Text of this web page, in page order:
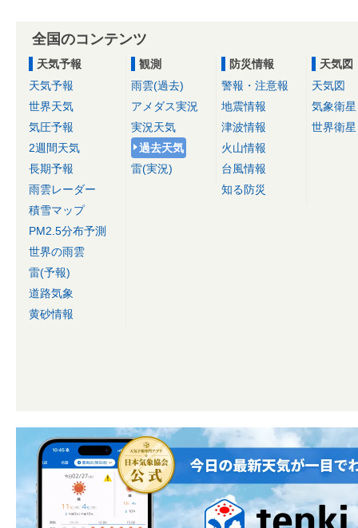
全国のコンテンツ
天気予報
天気予報
世界天気
気圧予報
2週間天気
長期予報
雨雲レーダー
積雪マップ
PM2.5分布予測
世界の雨雲
雷(予報)
道路気象
黄砂情報
観測
雨雲(過去)
アメダス実況
実況天気
過去天気
雷(実況)
防災情報
警報・注意報
地震情報
津波情報
火山情報
台風情報
知る防災
天気図
天気図
気象衛星
世界衛星